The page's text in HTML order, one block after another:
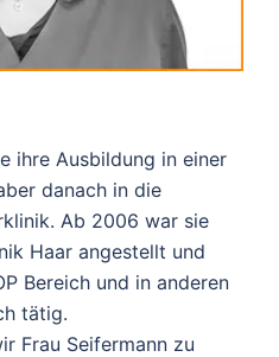
ihre Ausbildung in einer
danach in die
Ab 2006 war sie
Haar angestellt und
Bereich und in anderen
tätig.
Frau Seifermann zu